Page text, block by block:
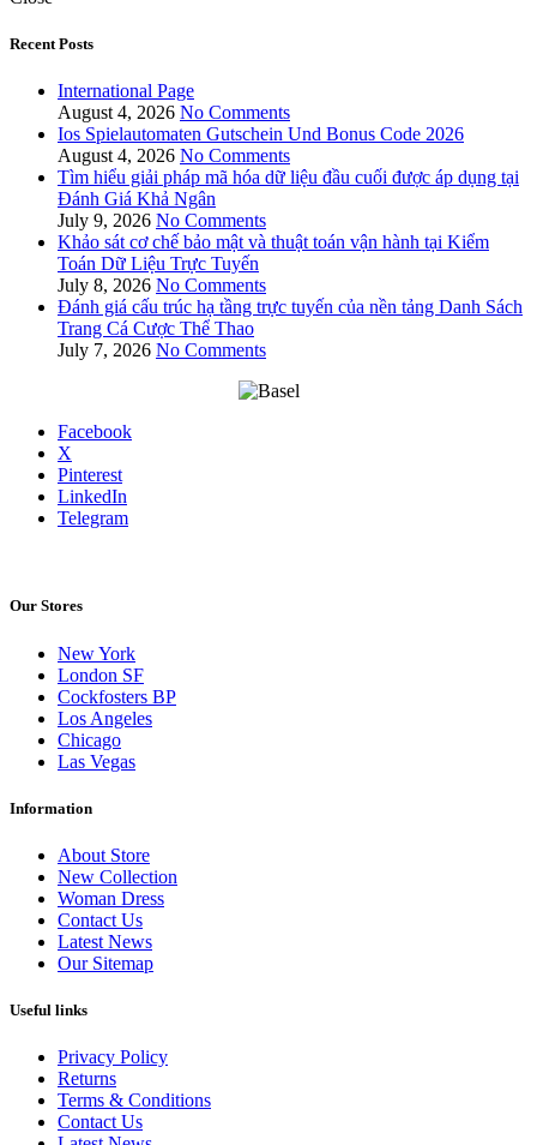
Recent Posts
International Page
August 4, 2026 No Comments
Ios Spielautomaten Gutschein Und Bonus Code 2026
August 4, 2026 No Comments
Tìm hiểu giải pháp mã hóa dữ liệu đầu cuối được áp dụng tại
Đánh Giá Khả Ngân
July 9, 2026 No Comments
Khảo sát cơ chế bảo mật và thuật toán vận hành tại Kiểm
Toán Dữ Liệu Trực Tuyến
July 8, 2026 No Comments
Đánh giá cấu trúc hạ tầng trực tuyến của nền tảng Danh Sách
Trang Cá Cược Thể Thao
July 7, 2026 No Comments
Facebook
X
Pinterest
LinkedIn
Telegram
Our Stores
New York
London SF
Cockfosters BP
Los Angeles
Chicago
Las Vegas
Information
About Store
New Collection
Woman Dress
Contact Us
Latest News
Our Sitemap
Useful links
Privacy Policy
Returns
Terms & Conditions
Contact Us